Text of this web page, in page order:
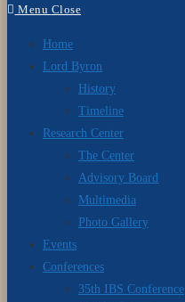
Menu Close
Home
Lord Byron
History
Timeline
Research Center
The Center
Advisory Board
Multimedia
Photo Gallery
Events
Conferences
35th IBS Conference